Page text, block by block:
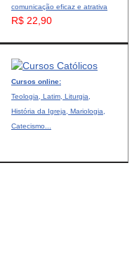
comunicação eficaz e atrativa
R$ 22,90
Cursos online:
Teologia, Latim, Liturgia,
História da Igreja, Mariologia,
Catecismo...